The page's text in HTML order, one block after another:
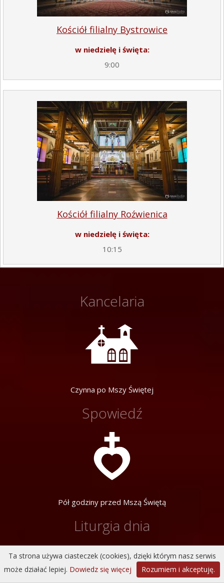
Kościół filialny Bystrowice
w niedzielę i święta:
9:00
Kościół filialny Roźwienica
w niedzielę i święta:
10:15
Kancelaria
Czynna po Mszy Świętej
Spowiedź
Pół godziny przed Mszą Świętą
Liturgia dnia
Ta strona używa ciasteczek (cookies), dzięki którym nasz serwis
może działać lepiej. Dowiedz się więcej Rozumiem i akceptuję.